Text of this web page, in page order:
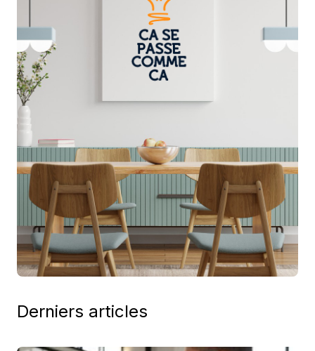
Derniers articles